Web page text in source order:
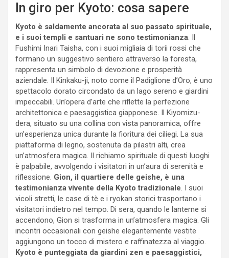
In giro per Kyoto: cosa sapere
Kyoto è saldamente ancorata al suo passato spirituale,
e i suoi templi e santuari ne sono testimonianza. Il
Fushimi Inari Taisha, con i suoi migliaia di torii rossi che
formano un suggestivo sentiero attraverso la foresta,
rappresenta un simbolo di devozione e prosperità
aziendale. Il Kinkaku-ji, noto come il Padiglione d’Oro, è uno
spettacolo dorato circondato da un lago sereno e giardini
impeccabili. Un’opera d’arte che riflette la perfezione
architettonica e paesaggistica giapponese. Il Kiyomizu-
dera, situato su una collina con vista panoramica, offre
un’esperienza unica durante la fioritura dei ciliegi. La sua
piattaforma di legno, sostenuta da pilastri alti, crea
un’atmosfera magica. Il richiamo spirituale di questi luoghi
è palpabile, avvolgendo i visitatori in un’aura di serenità e
riflessione. Gion, il quartiere delle geishe, è una
testimonianza vivente della Kyoto tradizionale. I suoi
vicoli stretti, le case di tè e i ryokan storici trasportano i
visitatori indietro nel tempo. Di sera, quando le lanterne si
accendono, Gion si trasforma in un’atmosfera magica. Gli
incontri occasionali con geishe elegantemente vestite
aggiungono un tocco di mistero e raffinatezza al viaggio.
Kyoto è punteggiata da giardini zen e paesaggistici,